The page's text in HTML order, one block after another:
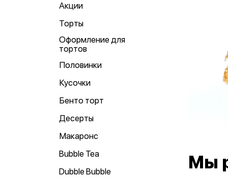
Акции
Торты
Оформление для
тортов
Половинки
Кусочки
Бенто торт
Десерты
Макаронс
Bubble Tea
Dubble Bubble
Мы